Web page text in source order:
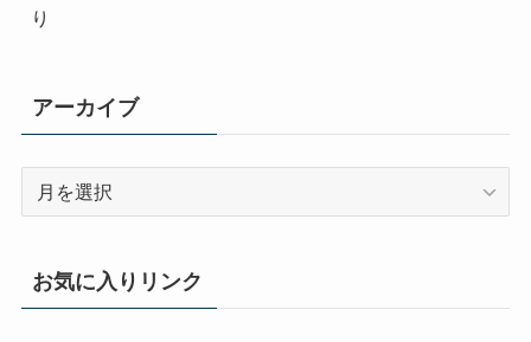
り
アーカイブ
イ
ブ
お気に入りリンク